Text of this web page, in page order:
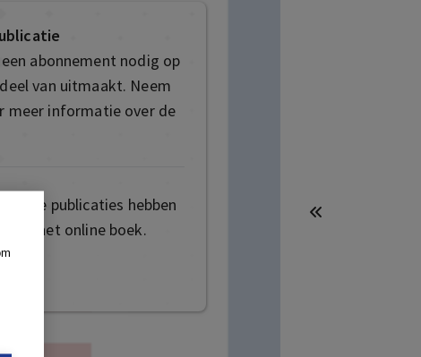
abonnement nodig op
van uitmaakt. Neem
meer informatie over de
publicaties hebben
tot het online boek.